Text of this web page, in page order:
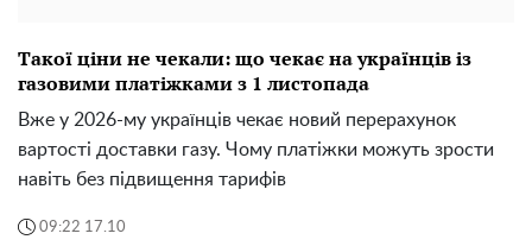
Такої ціни не чекали: що чекає на українців із
газовими платіжками з 1 листопада
Вже у 2026-му українців чекає новий перерахунок
вартості доставки газу. Чому платіжки можуть зрости
навіть без підвищення тарифів
09:22 17.10